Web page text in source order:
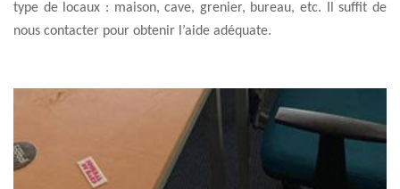
type de locaux : maison, cave, grenier, bureau, etc. Il suffit de
nous contacter pour obtenir l’aide adéquate.